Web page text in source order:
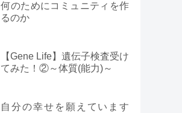
何のためにコミュニティを作
るのか
【Gene Life】遺伝子検査受け
てみた！②～体質(能力)～
自分の幸せを願えています